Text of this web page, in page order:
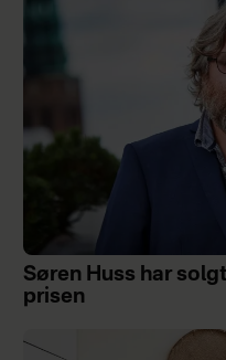
Søren Huss har
prisen